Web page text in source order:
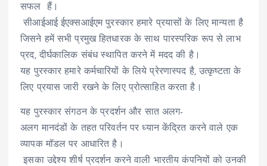
सफल हैं।
सीआईआई ईएक्सआईएम पुरस्कार हमारे प्रयासों के लिए मान्यता है
जिसने हमें सभी प्रमुख हितधारक के साथ पारस्परिक रूप से लाभ
प्रद, दीर्घकालिक संबंध स्थापित करने में मदद की है।
यह पुरस्कार हमारे कर्मचारियों के लिये प्रेरणास्पद है, उत्कृष्टता के
लिए प्रयास जारी रखने के लिए प्रोत्साहित करता है।
यह पुरस्कार संगठन के प्रदर्शन और सात अलग-
अलग मानदंडों के तहत परिवर्तन पर ध्यान केंद्रित करने वाले एक
व्यापक मॉडल पर आधारित है।
इसका उद्देश्य शीर्ष प्रदर्शन करने वाली भारतीय कंपनियों को उनकी